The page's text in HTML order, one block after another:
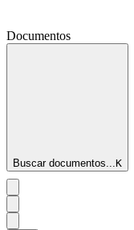
Documentos
Buscar documentos...K